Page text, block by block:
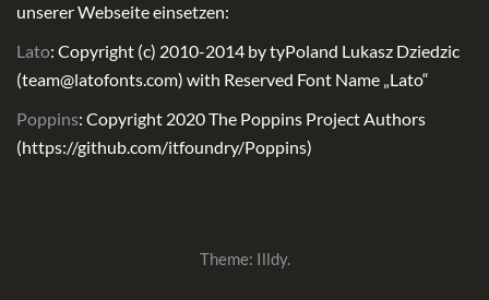
unserer Webseite einsetzen:
Lato: Copyright (c) 2010-2014 by tyPoland Lukasz Dziedzic
(team@latofonts.com) with Reserved Font Name „Lato“
Poppins: Copyright 2020 The Poppins Project Authors
(https://github.com/itfoundry/Poppins)
Theme: Illdy.